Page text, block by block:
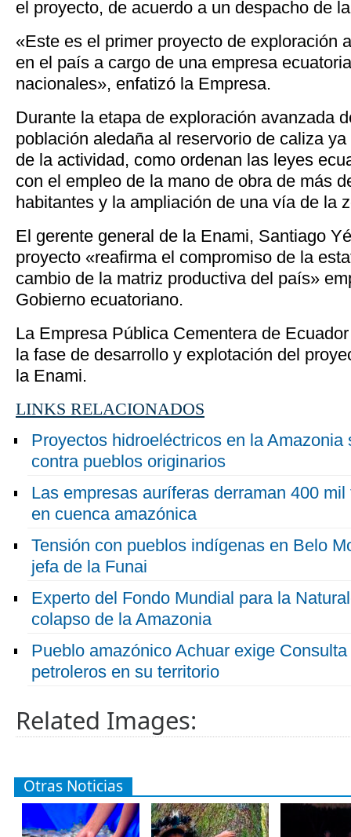
el proyecto, de acuerdo a un despacho de
«Este es el primer proyecto de exploración
en el país a cargo de una empresa
nacionales», enfatizó la Empresa.
Durante la etapa de exploración avanzada
población aledaña al reservorio de caliza
de la actividad, como ordenan las leyes
con el empleo de la mano de obra de más
habitantes y la ampliación de una vía de la
El gerente general de la Enami, Santiago
proyecto «reafirma el compromiso de la
cambio de la matriz productiva del país»
Gobierno ecuatoriano.
La Empresa Pública Cementera de
la fase de desarrollo y explotación del
la Enami.
LINKS RELACIONADOS
Proyectos hidroeléctricos en la Amazonia
contra pueblos originarios
Las empresas auríferas derraman 400
en cuenca amazónica
Tensión con pueblos indígenas en Belo
jefa de la Funai
Experto del Fondo Mundial para la
colapso de la Amazonia
Pueblo amazónico Achuar exige
petroleros en su territorio
Related Images:
Otras Noticias